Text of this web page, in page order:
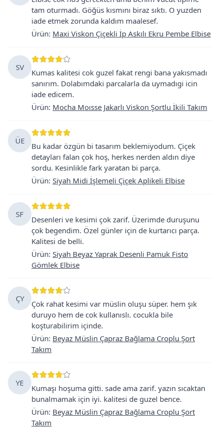
tam oturmadı. Göğüs kısmını biraz sıktı. O yuzden
iade etmek zorunda kaldım maalesef.
Ürün: Maxi Viskon Çiçekli İp Askılı Ekru Pembe Elbise
SV
Kumas kalitesi cok guzel fakat rengi bana yakısmadı
sanırım. Dolabımdaki parcalarla da uymadıgi icin
iade edicem.
Ürün: Mocha Moısse Jakarlı Viskon Şortlu İkili Takım
ÜE
Bu kadar özgün bi tasarım beklemiyodum. Çiçek
detayları falan çok hoş, herkes nerden aldın diye
sordu. Kesinlikle fark yaratan bi parça.
Ürün: Siyah Midi İşlemeli Çiçek Aplikeli Elbise
SF
Desenleri ve kesimi çok zarif. Üzerimde duruşunu
çok begendim. Özel günler için de kurtarıcı parça.
Kalitesi de belli.
Ürün: Siyah Beyaz Yaprak Desenli Pamuk Fisto
Gömlek Elbise
ÇY
Çok rahat kesimi var müslin oluşu süper. hem şık
duruyo hem de cok kullanıslı. cocukla bile
koşturabilirim içinde.
Ürün: Beyaz Müslin Çapraz Bağlama Croplu Şort
Takım
YE
Kumaşı hoşuma gitti. sade ama zarif. yazın sıcaktan
bunalmamak için iyi. kalitesi de guzel bence.
Ürün: Beyaz Müslin Çapraz Bağlama Croplu Şort
Takım